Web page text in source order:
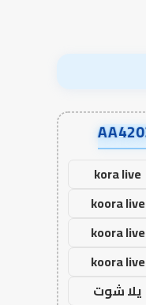
kora live
koora live
koora live
koora live
يلا شوت